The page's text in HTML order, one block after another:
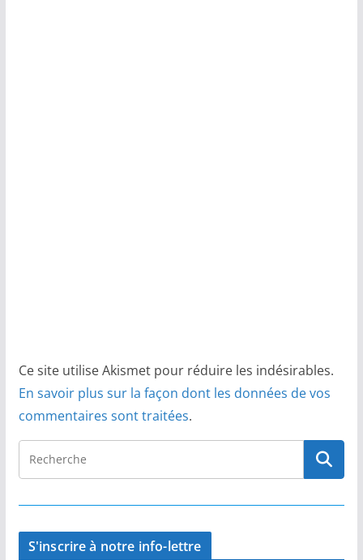
Ce site utilise Akismet pour réduire les indésirables.
En savoir plus sur la façon dont les données de vos
commentaires sont traitées.
S'inscrire à notre info-lettre